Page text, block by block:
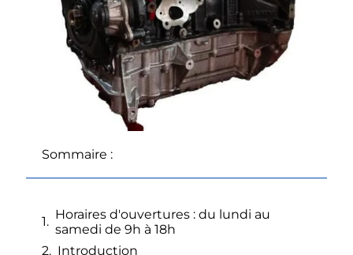
Sommaire :
Horaires d'ouvertures : du lundi au
samedi de 9h à 18h
Introduction